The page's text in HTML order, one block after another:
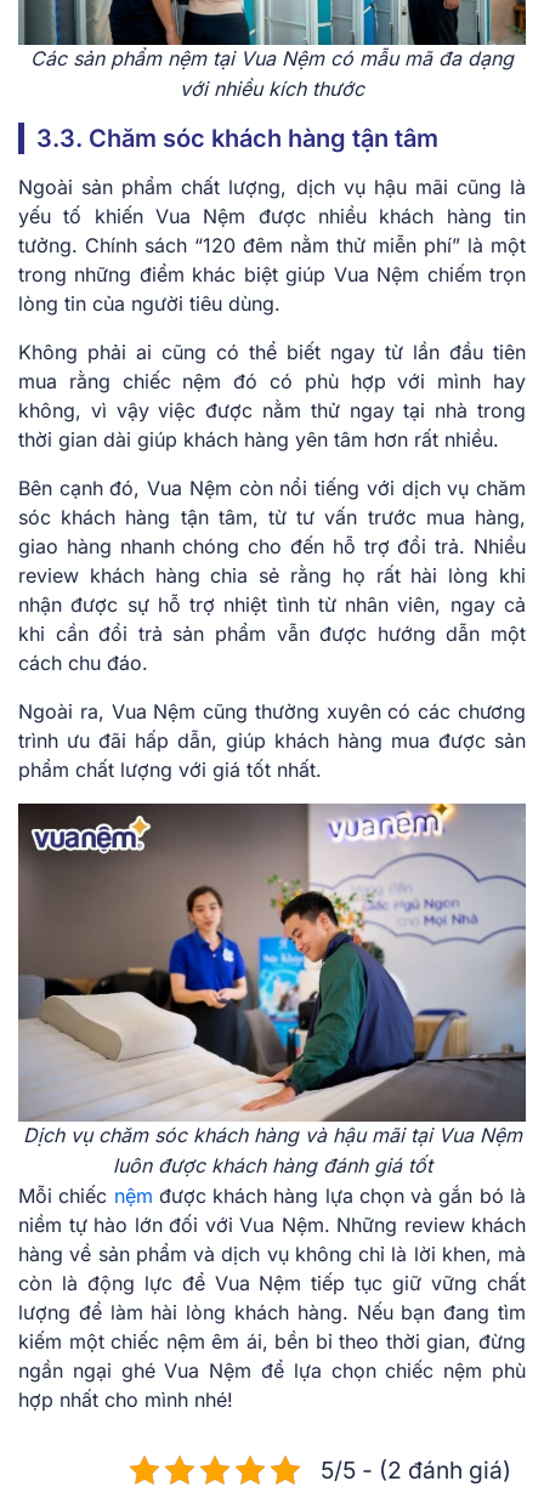
Các sản phẩm nệm tại Vua Nệm có mẫu mã đa dạng
với nhiều kích thước
3.3. Chăm sóc khách hàng tận tâm
Ngoài sản phẩm chất lượng, dịch vụ hậu mãi cũng là
yếu tố khiến Vua Nệm được nhiều khách hàng tin
tưởng. Chính sách “120 đêm nằm thử miễn phí” là một
trong những điểm khác biệt giúp Vua Nệm chiếm trọn
lòng tin của người tiêu dùng.
Không phải ai cũng có thể biết ngay từ lần đầu tiên
mua rằng chiếc nệm đó có phù hợp với mình hay
không, vì vậy việc được nằm thử ngay tại nhà trong
thời gian dài giúp khách hàng yên tâm hơn rất nhiều.
Bên cạnh đó, Vua Nệm còn nổi tiếng với dịch vụ chăm
sóc khách hàng tận tâm, từ tư vấn trước mua hàng,
giao hàng nhanh chóng cho đến hỗ trợ đổi trả. Nhiều
review khách hàng chia sẻ rằng họ rất hài lòng khi
nhận được sự hỗ trợ nhiệt tình từ nhân viên, ngay cả
khi cần đổi trả sản phẩm vẫn được hướng dẫn một
cách chu đáo.
Ngoài ra, Vua Nệm cũng thường xuyên có các chương
trình ưu đãi hấp dẫn, giúp khách hàng mua được sản
phẩm chất lượng với giá tốt nhất.
Dịch vụ chăm sóc khách hàng và hậu mãi tại Vua Nệm
luôn được khách hàng đánh giá tốt
Mỗi chiếc nệm được khách hàng lựa chọn và gắn bó là
niềm tự hào lớn đối với Vua Nệm. Những review khách
hàng về sản phẩm và dịch vụ không chỉ là lời khen, mà
còn là động lực để Vua Nệm tiếp tục giữ vững chất
lượng để làm hài lòng khách hàng. Nếu bạn đang tìm
kiếm một chiếc nệm êm ái, bền bỉ theo thời gian, đừng
ngần ngại ghé Vua Nệm để lựa chọn chiếc nệm phù
hợp nhất cho mình nhé!
5/5 - (2 đánh giá)